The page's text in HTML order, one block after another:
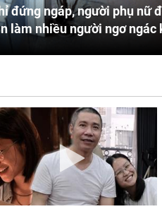
đứng ngáp, người phụ nữ
làm nhiều người ngơ ngác